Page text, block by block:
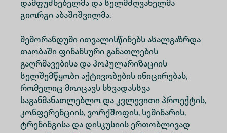
დამფუძნებელმა და ხელმძღვანელმა
გიორგი აბაშიშვილმა.
მემორანდუმი ითვალისწინებს ახალგაზრდა
თაობაში ფინანსური განათლების
გაღრმავებისა და პოპულარიზაციის
ხელშემწყობი აქტივობების ინიცირებას,
რომელიც მოიცავს სხვადასხვა
საგანმანათლებლო და კვლევითი პროექტის,
კონფერენციის, ვორქშოფის, სემინარის,
ტრენინგისა და დისკუსიის ერთობლივად